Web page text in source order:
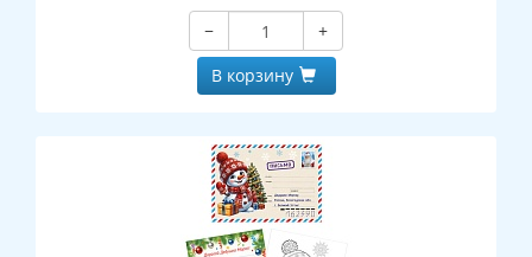
−
+
В корзину